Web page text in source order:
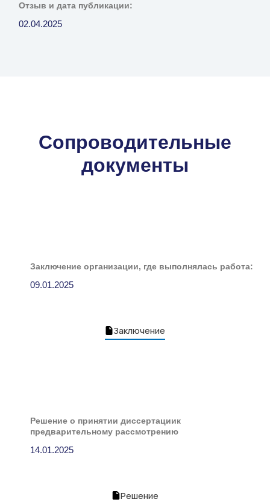
Отзыв и дата публикации:
02.04.2025
Сопроводительные
документы
Заключение организации, где выполнялась работа:
09.01.2025
Заключение
Решение о принятии диссертациик
предварительному рассмотрению
14.01.2025
Решение